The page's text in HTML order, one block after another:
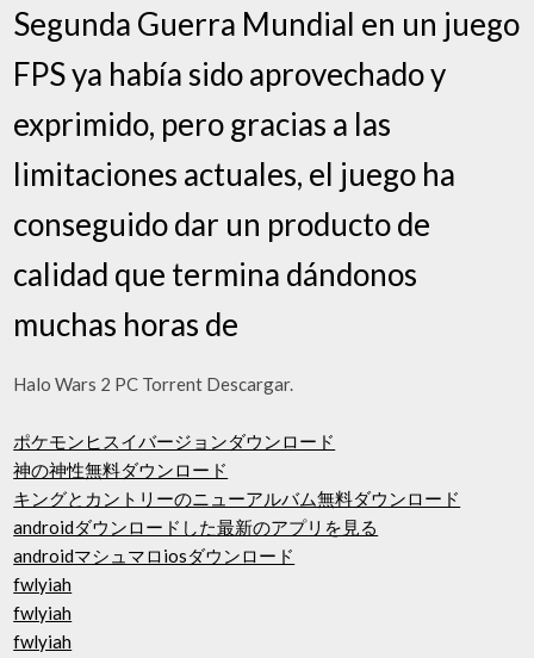
Segunda Guerra Mundial en un juego
FPS ya había sido aprovechado y
exprimido, pero gracias a las
limitaciones actuales, el juego ha
conseguido dar un producto de
calidad que termina dándonos
muchas horas de
Halo Wars 2 PC Torrent Descargar.
ポケモンヒスイバージョンダウンロード
神の神性無料ダウンロード
キングとカントリーのニューアルバム無料ダウンロード
androidダウンロードした最新のアプリを見る
androidマシュマロiosダウンロード
fwlyiah
fwlyiah
fwlyiah